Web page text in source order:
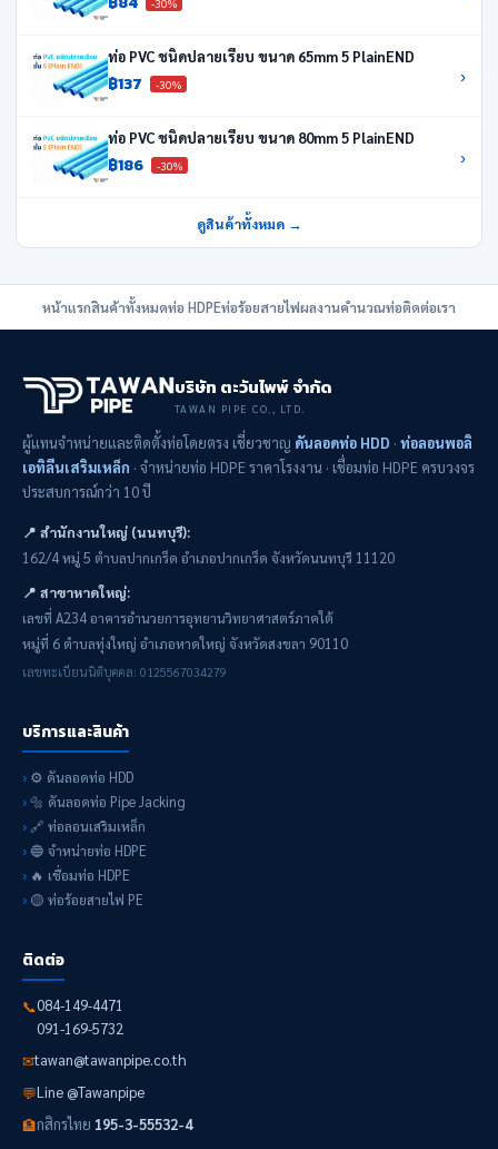
ท่อ PVC ชนิดปลายเรียบ ขนาด 65mm 5 PlainEND
฿137 -30% ›
ท่อ PVC ชนิดปลายเรียบ ขนาด 80mm 5 PlainEND
฿186 -30% ›
ดูสินค้าทั้งหมด →
หน้าแรกสินค้าทั้งหมดท่อ HDPEท่อร้อยสายไฟผลงานคำนวณท่อติดต่อเรา
บริษัท ตะวันไพพ์ จำกัด
TAWAN PIPE CO., LTD.
ผู้แทนจำหน่ายและติดตั้งท่อโดยตรง เชี่ยวชาญ ดันลอดท่อ HDD · ท่อลอนพอลิ
เอทิลีนเสริมเหล็ก · จำหน่ายท่อ HDPE ราคาโรงงาน · เชื่อมท่อ HDPE ครบวงจร
ประสบการณ์กว่า 10 ปี
📍 สำนักงานใหญ่ (นนทบุรี):
162/4 หมู่ 5 ตำบลปากเกร็ด อำเภอปากเกร็ด จังหวัดนนทบุรี 11120
📍 สาขาหาดใหญ่:
เลขที่ A234 อาคารอำนวยการอุทยานวิทยาศาสตร์ภาคใต้
หมู่ที่ 6 ตำบลทุ่งใหญ่ อำเภอหาดใหญ่ จังหวัดสงขลา 90110
เลขทะเบียนนิติบุคคล: 0125567034279
บริการและสินค้า
⚙️ ดันลอดท่อ HDD
🔩 ดันลอดท่อ Pipe Jacking
🔗 ท่อลอนเสริมเหล็ก
🔵 จำหน่ายท่อ HDPE
🔥 เชื่อมท่อ HDPE
🟡 ท่อร้อยสายไฟ PE
ติดต่อ
📞084-149-4471
091-169-5732
✉tawan@tawanpipe.co.th
💬Line @Tawanpipe
🏦กสิกรไทย 195-3-55532-4